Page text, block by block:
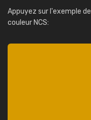
Appuyez sur l'exemple
couleur NCS: